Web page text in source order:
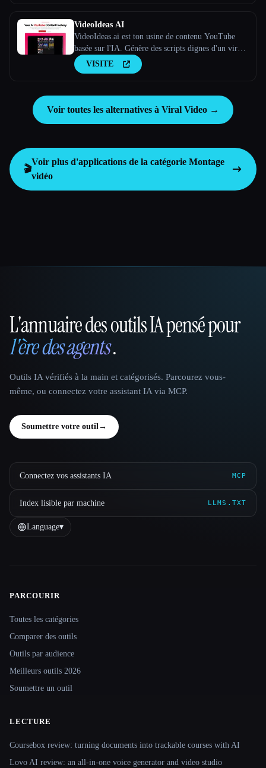
VideoIdeas AI
VideoIdeas.ai est ton usine de contenu YouTube
basée sur l'IA. Génère des scripts dignes d'un virus,
de nouvelles idées de vidéos et du contenu captivant
en quelques minutes.
VISITE
Voir toutes les alternatives à Viral Video →
🎬
Voir plus d'applications de la catégorie Montage
vidéo
That AI Collection
L'annuaire des outils IA pensé pour
l'ère des agents.
Outils IA vérifiés à la main et catégorisés. Parcourez vous-
même, ou connectez votre assistant IA via MCP.
Soumettre votre outil→
Connectez vos assistants IA MCP
Index lisible par machine LLMS.TXT
Language▾
Site navigation
PARCOURIR
Toutes les catégories
Comparer des outils
Outils par audience
Meilleurs outils 2026
Soumettre un outil
LECTURE
Coursebox review: turning documents into trackable courses with AI
Lovo AI review: an all-in-one voice generator and video studio